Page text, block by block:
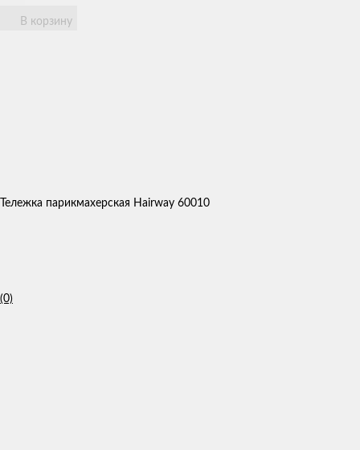
В корзину
Тележка парикмахерская Hairway 60010
(0)